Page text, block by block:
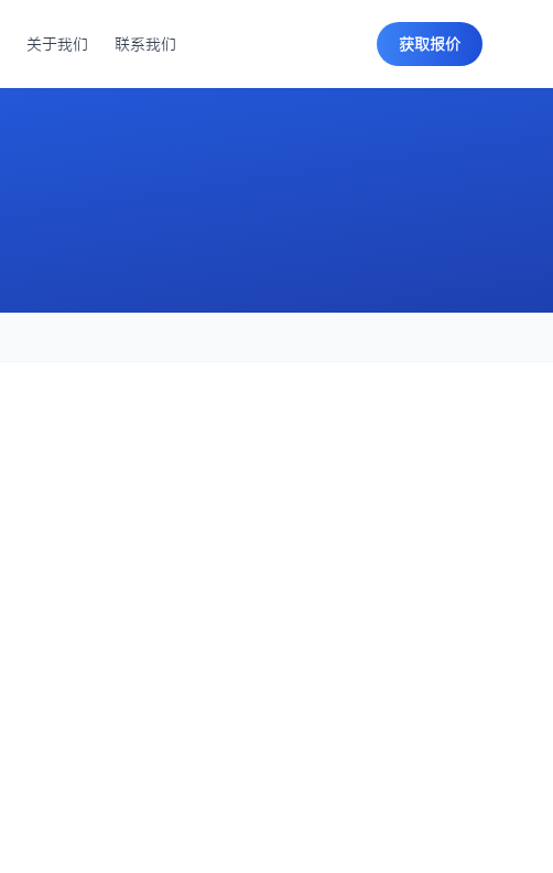
关于我们 联系我们 获取报价